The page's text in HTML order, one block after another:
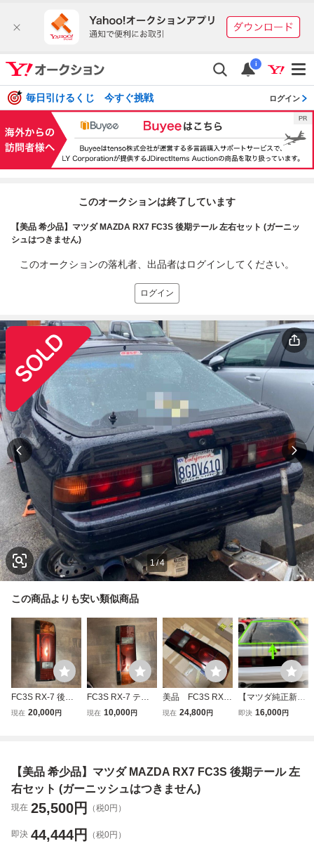
i
毎日引けるくじ 今すぐ挑戦 ログイン
このオークションは終了しています
【美品 希少品】マツダ MAZDA RX7 FC3S 後期テール 左右セット (ガーニッ
シュはつきません)
このオークションの落札者、出品者はログインしてください。
ログイン
1/4
この商品よりも安い類似商品
FC3S RX-7 後期
左テールレンズ テ
現在 20,000円
FC3S RX-7 テー
ルランプ右 マツ
現在 10,000円
美品 FC3S RX7
RX-7 サバンナ
現在 24,800円
【マツダ純正新
品】MAZDA 未使
10 バックドア リ
即決 16,000円
【美品 希少品】マツダ MAZDA RX7 FC3S 後期テール 左
右セット (ガーニッシュはつきません)
現在 25,500円 （税0円）
即決 44,444円
（税0円）